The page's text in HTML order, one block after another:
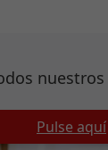
Pulse aquí